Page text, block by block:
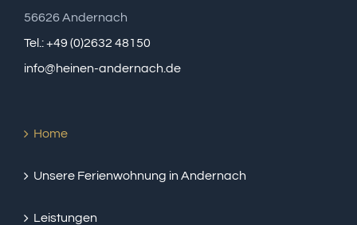
56626 Andernach
Tel.: +49 (0)2632 48150
info@heinen-andernach.de
Home
Unsere Ferienwohnung in Andernach
Leistungen